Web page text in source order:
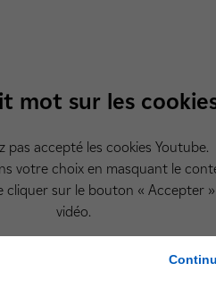
mot sur les
pas accepté les cookies Youtube.
votre choix en masquant le
cliquer sur le bouton « Accepter
vidéo.